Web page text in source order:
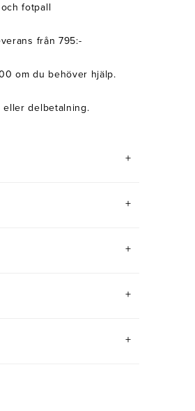
fotpall
från 795:-
om du behöver hjälp.
eller delbetalning.